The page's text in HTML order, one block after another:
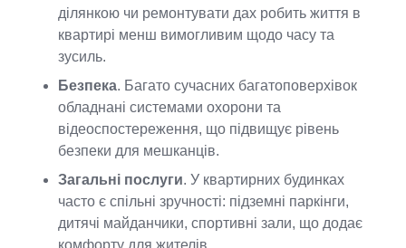
ділянкою чи ремонтувати дах робить життя в
квартирі менш вимогливим щодо часу та
зусиль.
Безпека. Багато сучасних багатоповерхівок
обладнані системами охорони та
відеоспостереження, що підвищує рівень
безпеки для мешканців.
Загальні послуги. У квартирних будинках
часто є спільні зручності: підземні паркінги,
дитячі майданчики, спортивні зали, що додає
комфорту для жителів.